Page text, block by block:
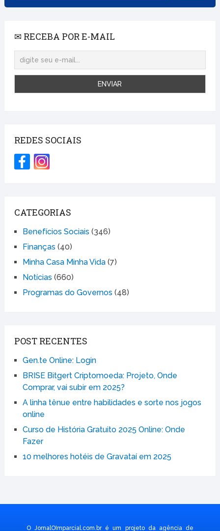
✉ RECEBA POR E-MAIL
REDES SOCIAIS
CATEGORIAS
Benefícios Sociais (346)
Finanças (40)
Minha Casa Minha Vida(7)
Notícias (660)
Programas do Governos (48)
POST RECENTES
Gen.te Online: Login
BRISE Bitgert Criptomoeda: Projeto, Onde
Comprar, vai subir em 2025?
A linha tênue entre habilidades e sorte nos jogos
online
Curso de História Gratuito 2025 Online: Onde
Fazer
10 melhores hotéis de Gravataí em 2025
O JornalOImparcial.com.br é um projeto da agência de